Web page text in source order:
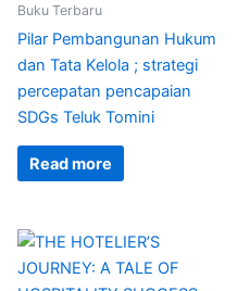
Buku Terbaru
Pilar Pembangunan Hukum
dan Tata Kelola ; strategi
percepatan pencapaian
SDGs Teluk Tomini
Read more